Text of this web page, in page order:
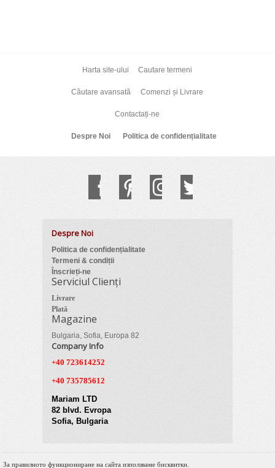
Harta site-ului Cautare termeni
Căutare avansată Comenzi și Livrare
Contactați-ne
Despre Noi Politica de confidențialitate
Despre Noi
Politica de confidențialitate
Termeni & condiții
Înscrieți-ne
Serviciul Clienți
Livrare
Plată
Magazine
Bulgaria, Sofia, Europa 82
Company Info
+40 723614252
+40 735785612
Mariam LTD
82 blvd. Evropa
Sofia, Bulgaria
За правилното функциониране на сайта използваме бисквитки.